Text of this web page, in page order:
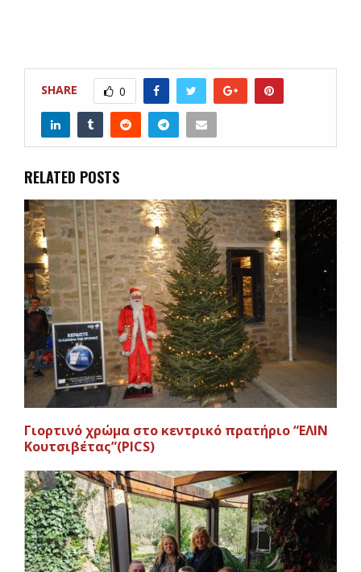
SHARE 0
RELATED POSTS
Γιορτινό χρώμα στο κεντρικό πρατήριο “ΕΛΙΝ
Κουτσιβέτας”(PICS)